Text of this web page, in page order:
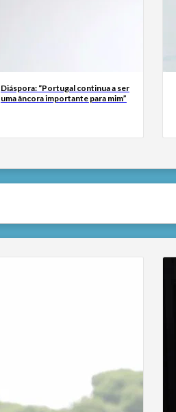
Diáspora: “Portugal continua a ser
uma âncora importante para mim”